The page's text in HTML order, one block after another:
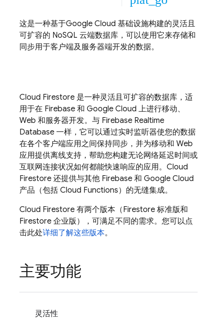
这是一种基于Google Cloud 基础设施构建的灵活且
可扩容的 NoSQL 云端数据库，可以使用它来存储和
同步用于客户端及服务器端开发的数据。
Cloud Firestore 是一种灵活且可扩容的数据库，适
用于在 Firebase 和 Google Cloud 上进行移动、
Web 和服务器开发。与 Firebase Realtime
Database 一样，它可以通过实时监听器使您的数据
在各个客户端应用之间保持同步，并为移动和 Web
应用提供离线支持，帮助您构建无论网络延迟时间或
互联网连接状况如何都能快速响应的应用。 Cloud
Firestore 还提供与其他 Firebase 和 Google Cloud
产品（包括 Cloud Functions）的无缝集成。
Cloud Firestore 有两个版本（Firestore 标准版和
Firestore 企业版），可满足不同的需求。您可以点
击此处详细了解这些版本。
主要功能
灵活性